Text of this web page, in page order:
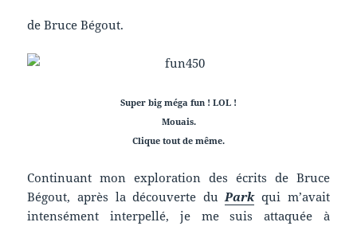
de Bruce Bégout.
Super big méga fun ! LOL !
Mouais.
Clique tout de même.
Continuant mon exploration des écrits de Bruce
Bégout, après la découverte duParkqui m’avait
intensément interpellé, je me suis attaquée à